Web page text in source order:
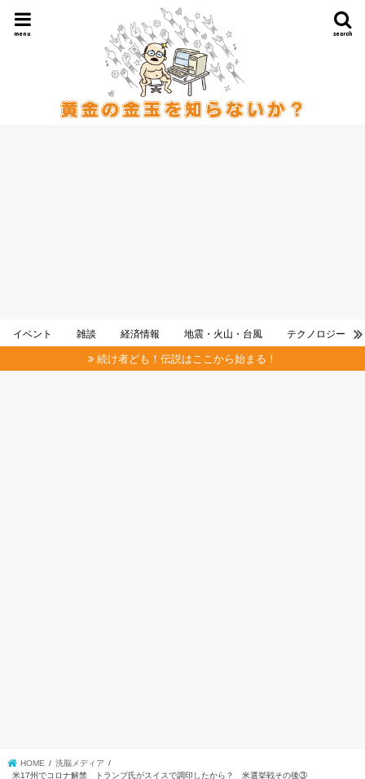
search
menu
イベント 雑談 経済情報 地震・火山・台風 テクノロジー
続け者ども！伝説はここから始まる！
HOME
洗脳メディア
米17州でコロナ解禁 トランプ氏がスイスで調印したから？ 米選挙戦その後③